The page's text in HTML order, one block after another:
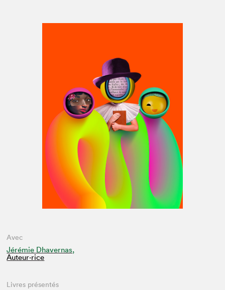
Avec
Jérémie Dhavernas,
Auteur·rice
Livres présentés